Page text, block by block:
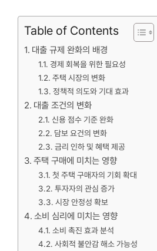
Table of Contents
대출 규제 완화의 배경
경제 회복을 위한 필요성
주택 시장의 변화
정책적 의도와 기대 효과
대출 조건의 변화
신용 점수 기준 완화
담보 요건의 변화
금리 인하 및 혜택 제공
주택 구매에 미치는 영향
첫 주택 구매자의 기회 확대
투자자의 관심 증가
시장 안정성 확보
소비 심리에 미치는 영향
소비 촉진 효과 분석
사회적 불안감 해소 가능성